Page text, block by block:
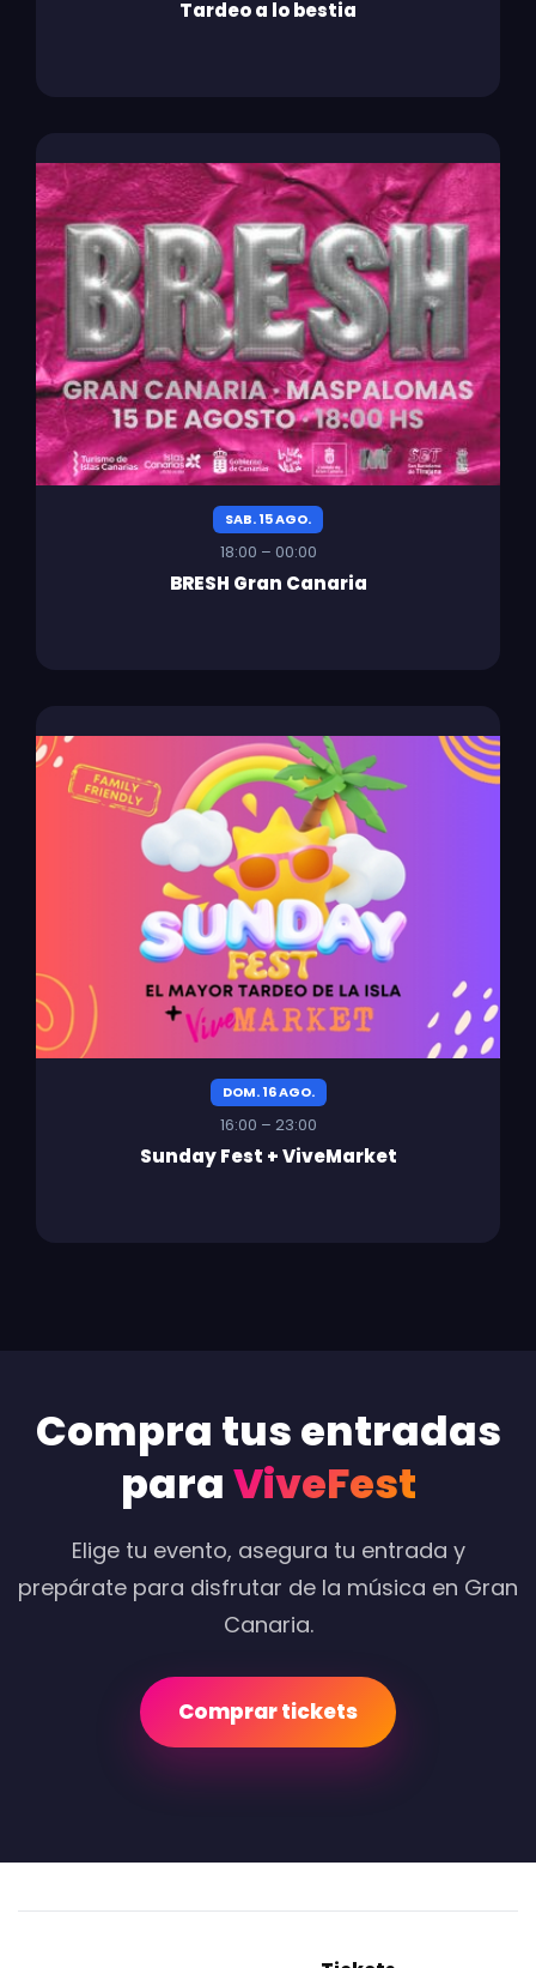
Tardeo a lo bestia
SAB. 15 AGO.
18:00 – 00:00
BRESH Gran Canaria
DOM. 16 AGO.
16:00 – 23:00
Sunday Fest + ViveMarket
Compra tus entradas
paraViveFest
Elige tu evento, asegura tu entrada y
prepárate para disfrutar de la música en Gran
Canaria.
Comprar tickets